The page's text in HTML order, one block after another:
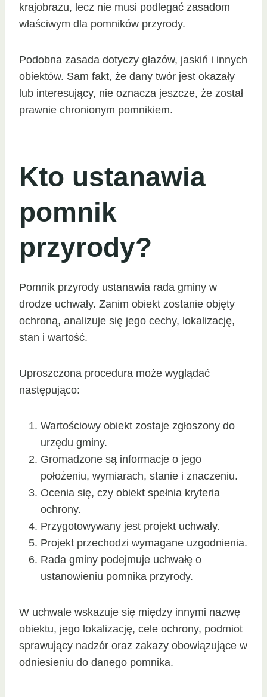
krajobrazu, lecz nie musi podlegać zasadom
właściwym dla pomników przyrody.
Podobna zasada dotyczy głazów, jaskiń i innych
obiektów. Sam fakt, że dany twór jest okazały
lub interesujący, nie oznacza jeszcze, że został
prawnie chronionym pomnikiem.
Kto ustanawia
pomnik
przyrody?
Pomnik przyrody ustanawia rada gminy w
drodze uchwały. Zanim obiekt zostanie objęty
ochroną, analizuje się jego cechy, lokalizację,
stan i wartość.
Uproszczona procedura może wyglądać
następująco:
Wartościowy obiekt zostaje zgłoszony do
urzędu gminy.
Gromadzone są informacje o jego
położeniu, wymiarach, stanie i znaczeniu.
Ocenia się, czy obiekt spełnia kryteria
ochrony.
Przygotowywany jest projekt uchwały.
Projekt przechodzi wymagane uzgodnienia.
Rada gminy podejmuje uchwałę o
ustanowieniu pomnika przyrody.
W uchwale wskazuje się między innymi nazwę
obiektu, jego lokalizację, cele ochrony, podmiot
sprawujący nadzór oraz zakazy obowiązujące w
odniesieniu do danego pomnika.